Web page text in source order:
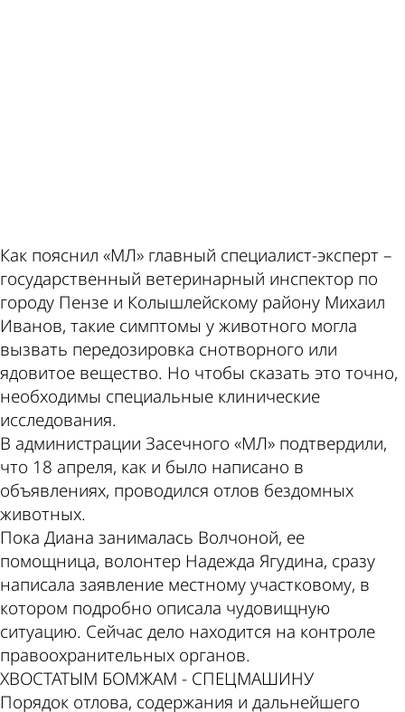
Как пояснил «МЛ» главный специалист-эксперт –
государственный ветеринарный инспектор по
городу Пензе и Колышлейскому району Михаил
Иванов, такие симптомы у животного могла
вызвать передозировка снотворного или
ядовитое вещество. Но чтобы сказать это точно,
необходимы специальные клинические
исследования.
В администрации Засечного «МЛ» подтвердили,
что 18 апреля, как и было написано в
объявлениях, проводился отлов бездомных
животных.
Пока Диана занималась Волчоной, ее
помощница, волонтер Надежда Ягудина, сразу
написала заявление местному участковому, в
котором подробно описала чудовищную
ситуацию. Сейчас дело находится на контроле
правоохранительных органов.
ХВОСТАТЫМ БОМЖАМ - СПЕЦМАШИНУ
Порядок отлова, содержания и дальнейшего